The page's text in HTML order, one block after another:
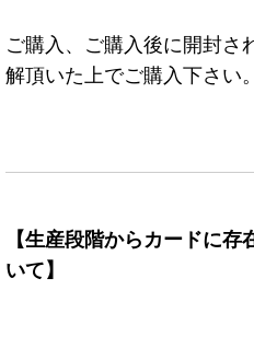
ご購入、ご購入後に開封さ
解頂いた上でご購入下さい。
【生産段階からカードに
いて】